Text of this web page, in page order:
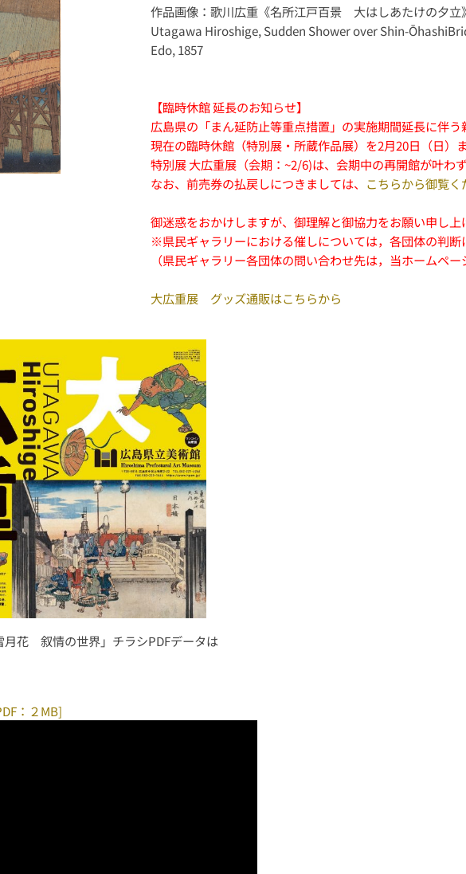
作品画像：歌川広重《名所江戸百景 大はしあたけの夕立
Utagawa Hiroshige, Sudden Shower over Shin-
Edo, 1857
【臨時休館 延長のお知らせ】
広島県の「まん延防止等重点措置」の実施期間延長に伴う
現在の臨時休館（特別展・所蔵作品展）を2月20日（日）
特別展 大広重展（会期：~2/6)は、会期中の再開館が叶わ
なお、前売券の払戻しにつきましては、 こちらから御覧く
御迷惑をおかけしますが、御理解と御協力をお願い申し上
※県民ギャラリーにおける催しについては，各団体の判断
（県民ギャラリー各団体の問い合わせ先は，当ホームペー
大広重展 グッズ通販はこちらから
花 叙情の世界」チラシPDFデータは
：２MB]